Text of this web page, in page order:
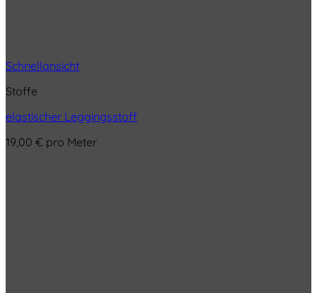
Schnellansicht
Stoffe
elastischer Leggingsstoff
19,00 € pro Meter